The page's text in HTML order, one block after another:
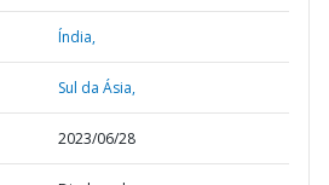
Índia,
Sul da Ásia,
2023/06/28